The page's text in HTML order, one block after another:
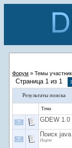
Форум » Темы
Страница 1 из 1 1
Результаты поиска
Тема
GDEW 1.0
Поиск
Ищем